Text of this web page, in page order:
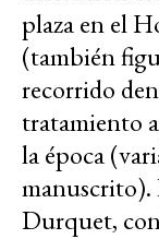
plaza en el
(también
recorrido
tratamiento
la época
manuscrito).
Durquet,